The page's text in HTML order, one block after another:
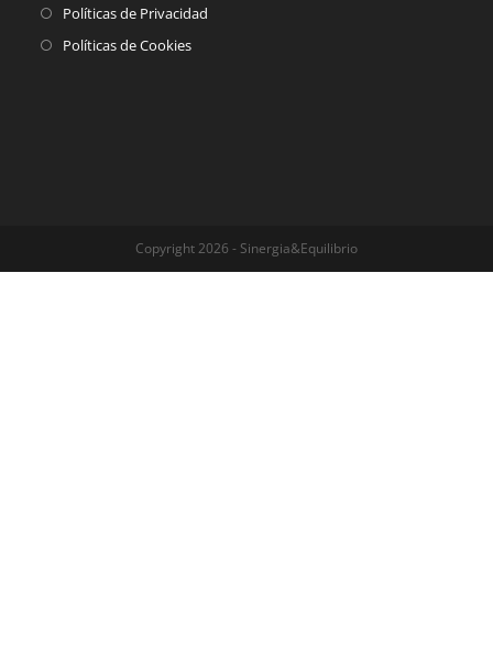
Políticas de Privacidad
Políticas de Cookies
Copyright 2026 - Sinergia&Equilibrio